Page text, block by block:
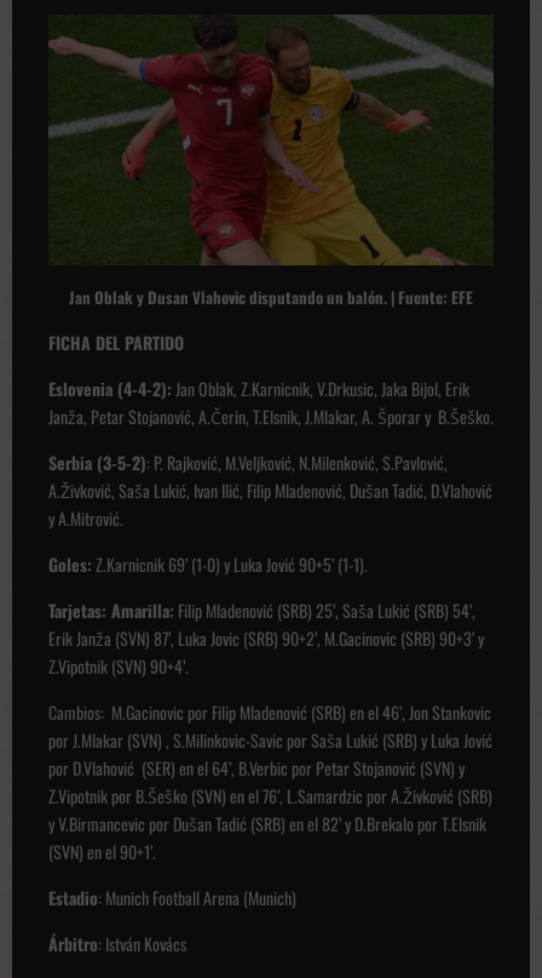
Jan Oblak y Dusan Vlahovic disputando un balón. | Fuente: EFE
FICHA DEL PARTIDO
Eslovenia (4-4-2): Jan Oblak, Z.Karnicnik, V.Drkusic, Jaka Bijol, Erik
Janža, Petar Stojanović, A.Čerin, T.Elsnik, J.Mlakar, A. Šporar y B.Šeško.
Serbia (3-5-2): P. Rajković, M.Veljković, N.Milenković, S.Pavlović,
A.Živković, Saša Lukić, Ivan Ilić, Filip Mladenović, Dušan Tadić, D.Vlahović
y A.Mitrović.
Goles: Z.Karnicnik 69’ (1-0) y Luka Jović 90+5’ (1-1).
Tarjetas: Amarilla: Filip Mladenović (SRB) 25’, Saša Lukić (SRB) 54’,
Erik Janža (SVN) 87’, Luka Jovic (SRB) 90+2’, M.Gacinovic (SRB) 90+3’ y
Z.Vipotnik (SVN) 90+4’.
Cambios: M.Gacinovic por Filip Mladenović (SRB) en el 46’, Jon Stankovic
por J.Mlakar (SVN) , S.Milinkovic-Savic por Saša Lukić (SRB) y Luka Jović
por D.Vlahović (SER) en el 64’, B.Verbic por Petar Stojanović (SVN) y
Z.Vipotnik por B.Šeško (SVN) en el 76’, L.Samardzic por A.Živković (SRB)
y V.Birmancevic por Dušan Tadić (SRB) en el 82’ y D.Brekalo por T.Elsnik
(SVN) en el 90+1’.
Estadio: Munich Football Arena (Munich)
Árbitro: István Kovács